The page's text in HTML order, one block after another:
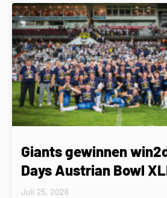
Giants gewinnen
Days Austrian Bowl
Juli 25, 2026